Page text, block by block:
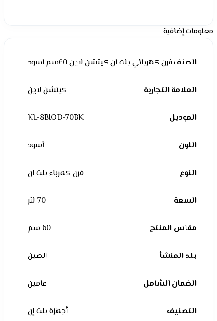
معلومات إضافية
الصنففرن كهربائي بلت ان كيتشن لاين 60سم اسود
العلامة التجارية كيتشن لاين
الموديل KL-8BIOD-70BK
اللون أسود
النوع فرن كهرباء بلت ان
السعة 70 لتر
مقاس المنتج 60 سم
بلد المنشأ الصين
الضمان الشامل عامين
التصنيف أجهزة بلت إن